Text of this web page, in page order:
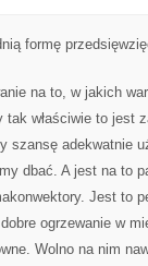
formę
na to, w jakich
właściwie to jest
szansę adekwatnie
dbać. A jest na to
Jest to
ogrzewanie w
Wolno na nim